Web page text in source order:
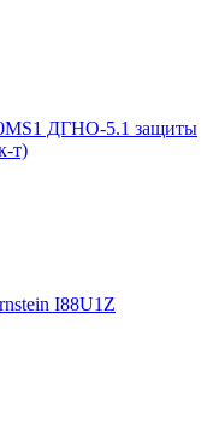
ДГНО-5.1 защиты
т)
I88U1Z